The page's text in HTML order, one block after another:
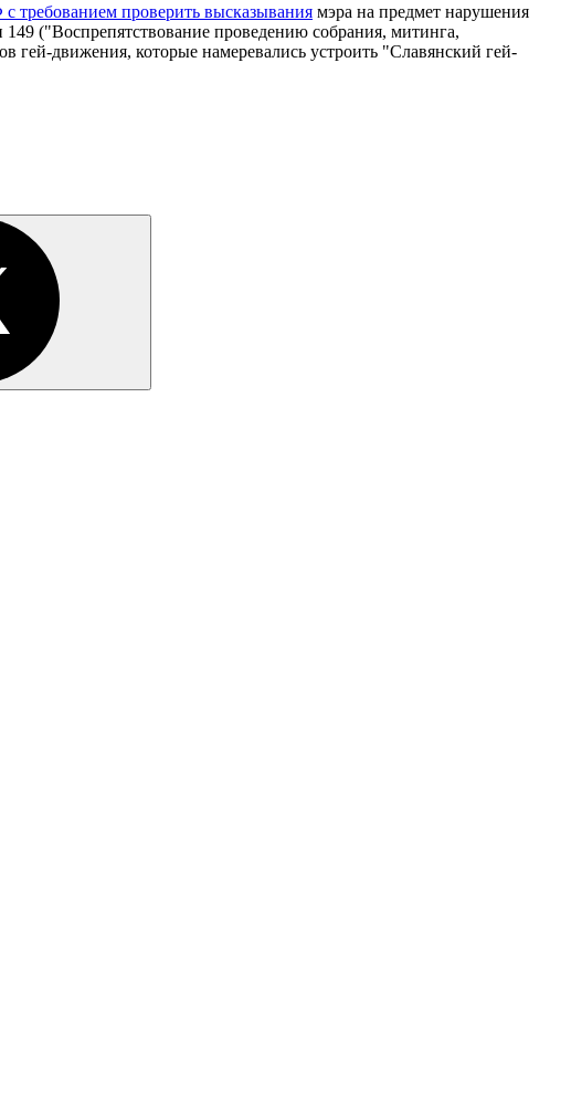
требованием проверить высказывания мэра на предмет нарушения
("Воспрепятствование проведению собрания, митинга,
движения, которые намеревались устроить "Славянский гей-